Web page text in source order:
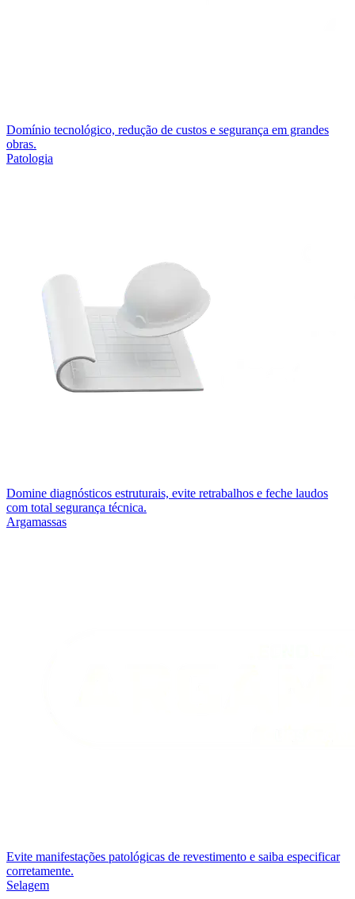
Domínio tecnológico, redução de custos e segurança em grandes
obras.
Patologia
Domine diagnósticos estruturais, evite retrabalhos e feche laudos
com total segurança técnica.
Argamassas
Evite manifestações patológicas de revestimento e saiba especificar
corretamente.
Selagem